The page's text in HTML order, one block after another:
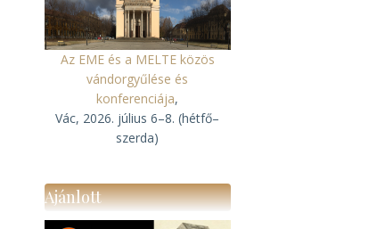
Az EME és a MELTE közös
vándorgyűlése és
konferenciája,
Vác, 2026. július 6–8. (hétfő–
szerda)
Ajánlott